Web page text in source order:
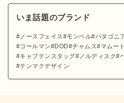
いま話題のブランド
ノースフェイス モンベル パタゴニ
コールマン
DOD チャムス マムート
キャプテンスタッグ
ノルディスク
テンマクデザイン